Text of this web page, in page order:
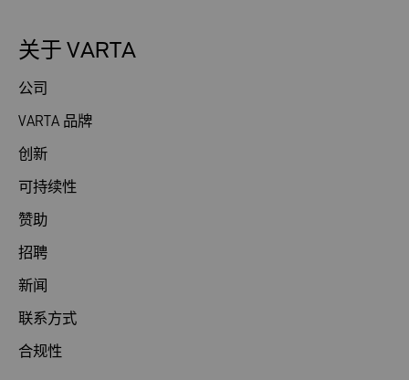
关于 VARTA
公司
VARTA 品牌
创新
可持续性
赞助
招聘
新闻
联系方式
合规性